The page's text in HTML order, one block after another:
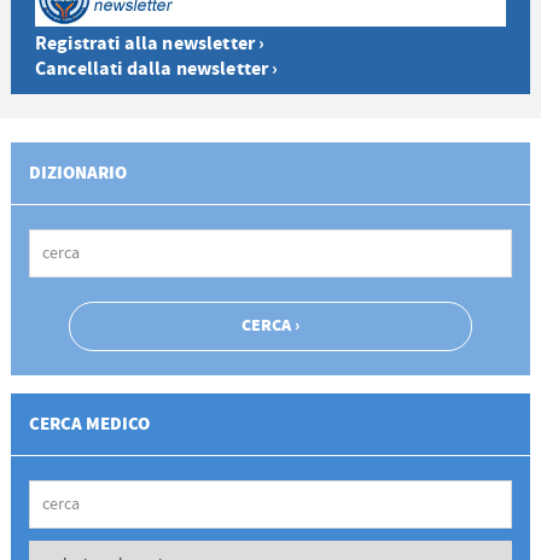
Registrati alla newsletter ›
Cancellati dalla newsletter ›
DIZIONARIO
CERCA MEDICO